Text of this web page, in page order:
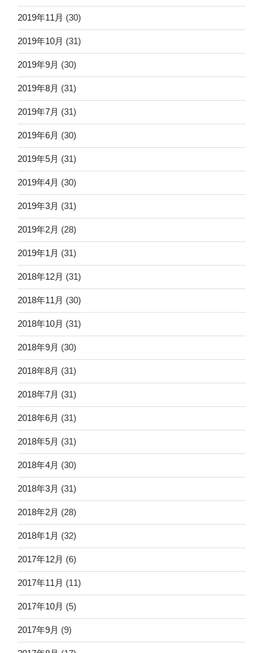
2019年11月 (30)
2019年10月 (31)
2019年9月 (30)
2019年8月 (31)
2019年7月 (31)
2019年6月 (30)
2019年5月 (31)
2019年4月 (30)
2019年3月 (31)
2019年2月 (28)
2019年1月 (31)
2018年12月 (31)
2018年11月 (30)
2018年10月 (31)
2018年9月 (30)
2018年8月 (31)
2018年7月 (31)
2018年6月 (31)
2018年5月 (31)
2018年4月 (30)
2018年3月 (31)
2018年2月 (28)
2018年1月 (32)
2017年12月 (6)
2017年11月 (11)
2017年10月 (5)
2017年9月 (9)